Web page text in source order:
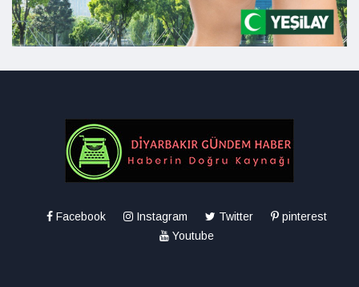
Facebook Instagram Twitter
pinterest
Youtube